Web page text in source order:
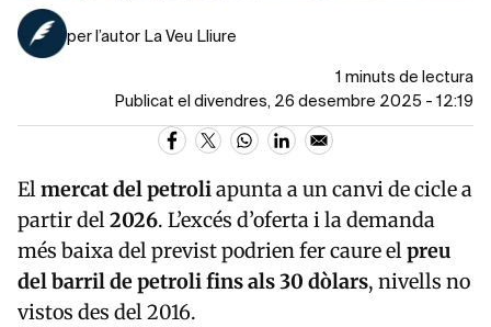
per l’autor La Veu Lliure
1 minuts de lectura
Publicat el divendres, 26 desembre 2025 - 12:19
Elmercat del petroliapunta a un canvi de cicle a
partir del2026. L’excés d’oferta i la demanda
més baixa del previst podrien fer caure elpreu
del barril de petroli fins als 30 dòlars, nivells no
vistos des del 2016.